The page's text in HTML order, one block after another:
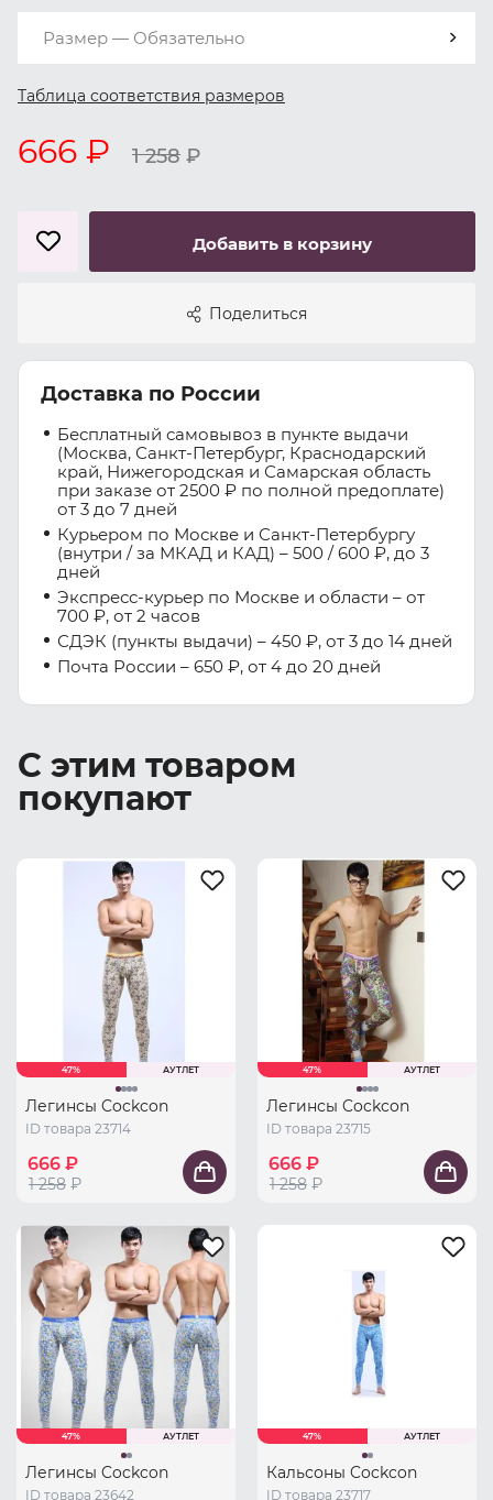
Размер — Обязательно
Таблица соответствия размеров
666 ₽ 1 258 ₽
Добавить в корзину
Поделиться
Доставка по России
Бесплатный самовывоз в пункте выдачи
(Москва, Санкт-Петербург, Краснодарский
край, Нижегородская и Самарская область
при заказе от 2500 ₽ по полной предоплате)
от 3 до 7 дней
Курьером по Москве и Санкт-Петербургу
(внутри / за МКАД и КАД) – 500 / 600 ₽, до 3
дней
Экспресс-курьер по Москве и области – от
700 ₽, от 2 часов
СДЭК (пункты выдачи) – 450 ₽, от 3 до 14 дней
Почта России – 650 ₽, от 4 до 20 дней
С этим товаром
покупают
47% АУТЛЕТ
Легинсы Cockcon
ID товара 23714
666 ₽
1 258 ₽
47% АУТЛЕТ
Легинсы Cockcon
ID товара 23715
666 ₽
1 258 ₽
47% АУТЛЕТ
Легинсы Cockcon
ID товара 23642
47% АУТЛЕТ
Кальсоны Cockcon
ID товара 23717